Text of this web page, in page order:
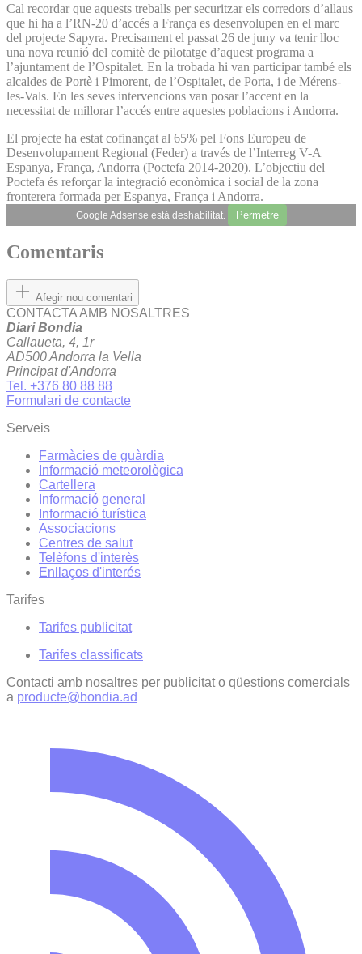
Cal recordar que aquests treballs per securitzar els corredors d’allaus
que hi ha a l’RN-20 d’accés a França es desenvolupen en el marc
del projecte Sapyra. Precisament el passat 26 de juny va tenir lloc
una nova reunió del comitè de pilotatge d’aquest programa a
l’ajuntament de l’Ospitalet. En la trobada hi van participar també els
alcaldes de Portè i Pimorent, de l’Ospitalet, de Porta, i de Mérens-
les-Vals. En les seves intervencions van posar l’accent en la
necessitat de millorar l’accés entre aquestes poblacions i Andorra.
El projecte ha estat cofinançat al 65% pel Fons Europeu de
Desenvolupament Regional (Feder) a través de l’Interreg V-A
Espanya, França, Andorra (Poctefa 2014-2020). L’objectiu del
Poctefa és reforçar la integració econòmica i social de la zona
fronterera formada per Espanya, França i Andorra.
Google Adsense està deshabilitat. Permetre
Comentaris
Afegir nou comentari
CONTACTA AMB NOSALTRES
Diari Bondia
Callaueta, 4, 1r
AD500 Andorra la Vella
Principat d'Andorra
Tel. +376 80 88 88
Formulari de contacte
Serveis
Farmàcies de guàrdia
Informació meteorològica
Cartellera
Informació general
Informació turística
Associacions
Centres de salut
Telèfons d'interès
Enllaços d'interés
Tarifes
Tarifes publicitat
Tarifes classificats
Contacti amb nosaltres per publicitat o qüestions comercials
a producte@bondia.ad